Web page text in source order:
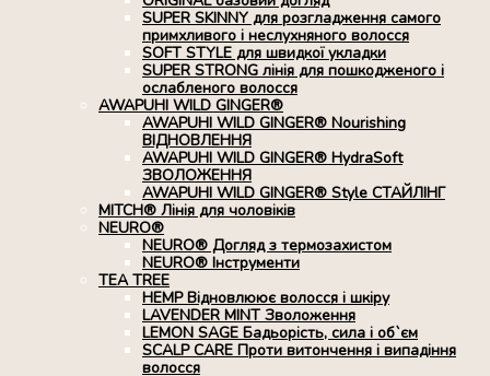
SUPER SKINNY для розгладження самого
примхливого і неслухняного волосся
SOFT STYLE для швидкої укладки
SUPER STRONG лінія для пошкодженого і
ослабленого волосся
AWAPUHI WILD GINGER®
AWAPUHI WILD GINGER® Nourishing
ВІДНОВЛЕННЯ
AWAPUHI WILD GINGER® HydraSoft
ЗВОЛОЖЕННЯ
AWAPUHI WILD GINGER® Style СТАЙЛІНГ
MITCH® Лінія для чоловіків
NEURO®
NEURO® Догляд з термозахистом
NEURO® Інструменти
TEA TREE
HEMP Відновлюює волосся і шкіру
LAVENDER MINT Зволоження
LEMON SAGE Бадьорість, сила і об`єм
SCALP CARE Проти витончення і випадіння
волосся